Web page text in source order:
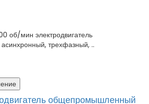
об/мин электродвигатель
трехфазный, ..
общепромышленный